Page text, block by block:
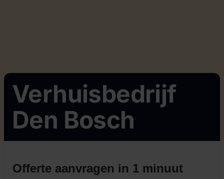
Verhuisbedrijf
Den Bosch
Offerte aanvragen in 1 minuut